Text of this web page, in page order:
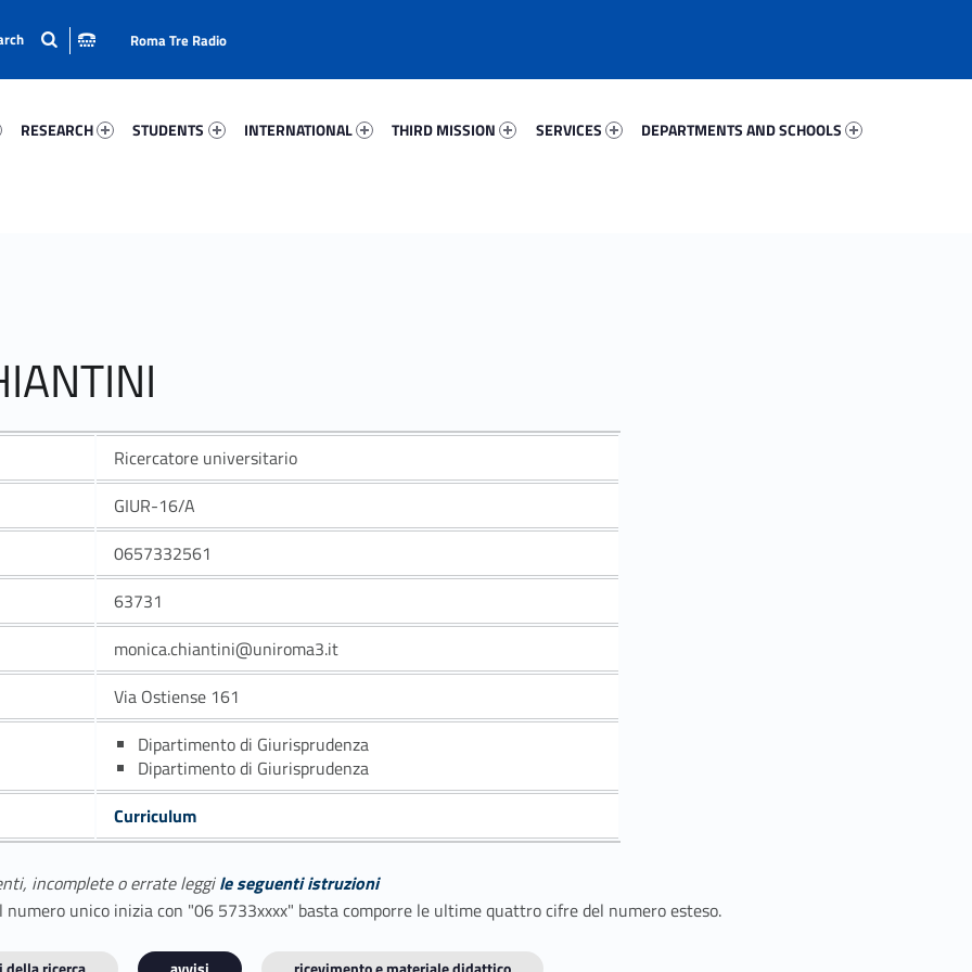
RESEARCH
STUDENTS
INTERNATIONAL
THIRD MISSION
SERVICES
DEPARTMENTS AND SCHOOLS
Roma Tre Radio
Ricercatore universitario
GIUR-16/A
0657332561
63731
monica.chiantini@uniroma3.it
Via Ostiense 161
Dipartimento di Giurisprudenza
Dipartimento di Giurisprudenza
Curriculum
incomplete o errate leggile seguenti istruzioni
unico inizia con "06 5733xxxx" basta comporre le ultime quattro cifre del numero esteso.